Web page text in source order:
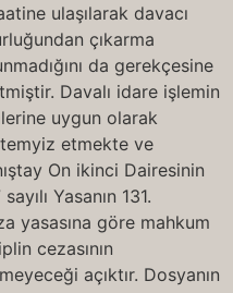
ulaşılarak davacı
çıkarma
da gerekçesine
Davalı idare işlemin
uygun olarak
etmekte ve
On ikinci Dairesinin
Yasanın 131.
yasasına göre mahkum
cezasının
açıktır. Dosyanın